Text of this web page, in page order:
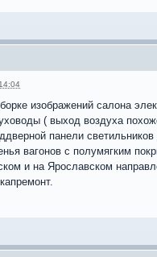
изображений салона
( выход воздуха
панели
вагонов с полумягким
и на Ярославском